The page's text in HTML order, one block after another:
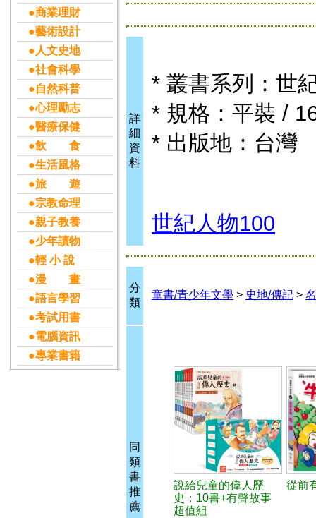
●商業理財
●藝術設計
●人文史地
●社會科學
●自然科普
●心理勵志
●醫療保健
●飲 食
●生活風格
●旅 遊
●宗教命理
●親子教養
●少年讀物
●輕 小 說
●漫 畫
●語言學習
●考試用書
●電腦資訊
●專業書籍
詳
細
資
料
* 叢書系列：世
* 規格：平裝 /
* 出版地：台灣
世紀人物100
分
類
童書/青少年文學 > 史地/傳記 >
同
類
書
推
薦
說給兒童的偉人歷
史：10書+有聲故事
超值組
從前